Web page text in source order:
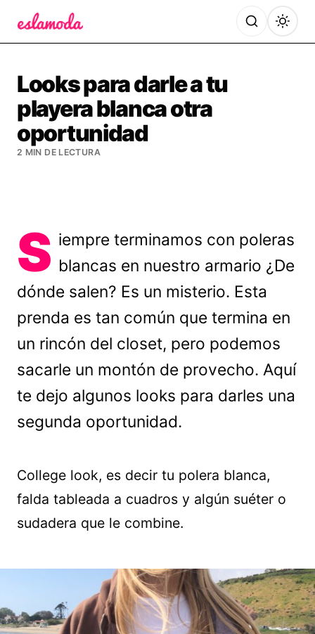
Looks para darle a tu
playera blanca otra
oportunidad
2 MIN DE LECTURA
S iempre terminamos con poleras
blancas en nuestro armario ¿De
dónde salen? Es un misterio. Esta
prenda es tan común que termina en
un rincón del closet, pero podemos
sacarle un montón de provecho. Aquí
te dejo algunos looks para darles una
segunda oportunidad.
College look, es decir tu polera blanca,
falda tableada a cuadros y algún suéter o
sudadera que le combine.